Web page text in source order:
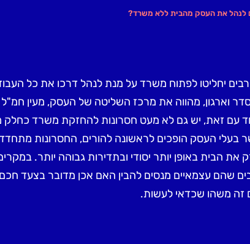
לנהל את העסק מהבית ללא משרד?
יחליטו לפתוח משרד על מנת לנהל דרכו את כל
וארגון, מהווה את מרכז השליטה של העסק, מעין
עם זאת, יש גם לא מעט חסרונות להחזקת משרד כחלק
העסק הופכים לראשונה להורים, החסרונות
הבית באופן יותר יסודי ובתדירות גבוהה יותר.
שהם עצמאיים מנסים להבין האם אכן מדובר בצעד
זה משהו שכדאי לעשות.